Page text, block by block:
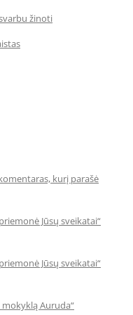
žinoti
kurį parašė
Jūsų sveikatai“
Jūsų sveikatai“
Auruda“